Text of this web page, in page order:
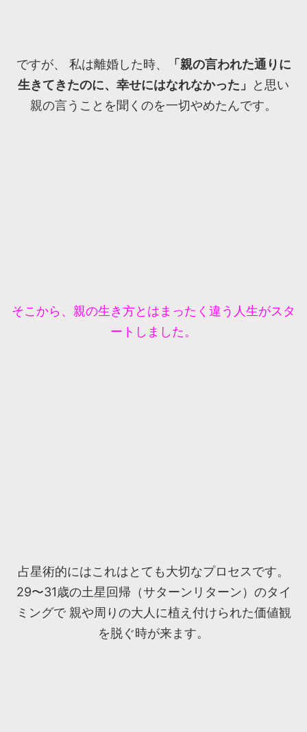
ですが、 私は離婚した時、
「親の言われた通りに
生きてきたのに、幸せにはなれなかった」
と思い
親の言うことを聞くのを一切やめたんです。
そこから、親の生き方とはまったく違う人生がスタ
ートしました。
占星術的にはこれはとても大切なプロセスです。
29〜31歳の土星回帰（サターンリターン）のタイ
ミングで 親や周りの大人に植え付けられた価値観
を脱ぐ時が来ます。